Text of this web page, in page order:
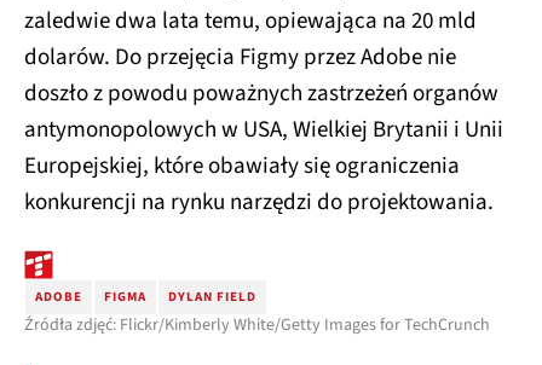
zaledwie dwa lata temu, opiewająca na 20 mld
dolarów. Do przejęcia Figmy przez Adobe nie
doszło z powodu poważnych zastrzeżeń organów
antymonopolowych w USA, Wielkiej Brytanii i Unii
Europejskiej, które obawiały się ograniczenia
konkurencji na rynku narzędzi do projektowania.
ADOBE FIGMA DYLAN FIELD
Źródła zdjęć: Flickr/Kimberly White/Getty Images for TechCrunch